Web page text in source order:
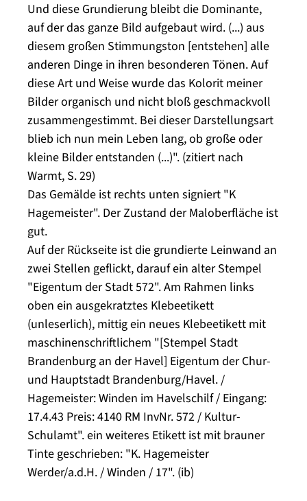
Und diese Grundierung bleibt die Dominante,
auf der das ganze Bild aufgebaut wird. (...) aus
diesem großen Stimmungston [entstehen] alle
anderen Dinge in ihren besonderen Tönen. Auf
diese Art und Weise wurde das Kolorit meiner
Bilder organisch und nicht bloß geschmackvoll
zusammengestimmt. Bei dieser Darstellungsart
blieb ich nun mein Leben lang, ob große oder
kleine Bilder entstanden (...)". (zitiert nach
Warmt, S. 29)
Das Gemälde ist rechts unten signiert "K
Hagemeister". Der Zustand der Maloberfläche ist
gut.
Auf der Rückseite ist die grundierte Leinwand an
zwei Stellen geflickt, darauf ein alter Stempel
"Eigentum der Stadt 572". Am Rahmen links
oben ein ausgekratztes Klebeetikett
(unleserlich), mittig ein neues Klebeetikett mit
maschinenschriftlichem "[Stempel Stadt
Brandenburg an der Havel] Eigentum der Chur-
und Hauptstadt Brandenburg/Havel. /
Hagemeister: Winden im Havelschilf / Eingang:
17.4.43 Preis: 4140 RM InvNr. 572 / Kultur-
Schulamt". ein weiteres Etikett ist mit brauner
Tinte geschrieben: "K. Hagemeister
Werder/a.d.H. / Winden / 17". (ib)